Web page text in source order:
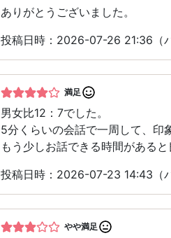
ありがとうございました。
投稿日時：2026-07-26 21:36（
満足
男女比12：7でした。
5分くらいの会話で一周して、印
もう少しお話できる時間があると
投稿日時：2026-07-23 14:43（
やや満足